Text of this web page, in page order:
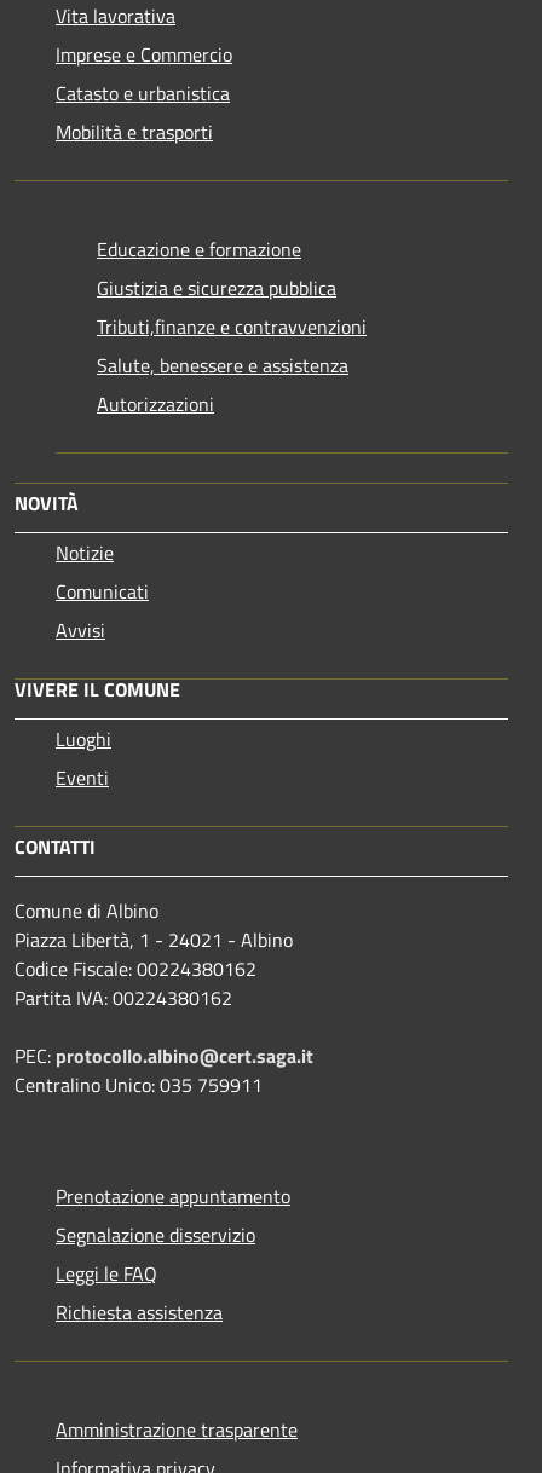
Vita lavorativa
Imprese e Commercio
Catasto e urbanistica
Mobilità e trasporti
Educazione e formazione
Giustizia e sicurezza pubblica
Tributi,finanze e contravvenzioni
Salute, benessere e assistenza
Autorizzazioni
NOVITÀ
Notizie
Comunicati
Avvisi
VIVERE IL COMUNE
Luoghi
Eventi
CONTATTI
Comune di Albino
Piazza Libertà, 1 - 24021 - Albino
Codice Fiscale: 00224380162
Partita IVA: 00224380162
PEC: protocollo.albino@cert.saga.it
Centralino Unico: 035 759911
Prenotazione appuntamento
Segnalazione disservizio
Leggi le FAQ
Richiesta assistenza
Amministrazione trasparente